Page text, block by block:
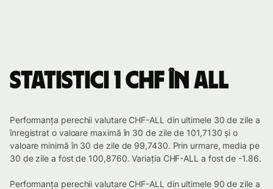
Statistici 1 CHF în ALL
Performanța perechii valutare CHF-ALL din ultimele 30 de zile a
înregistrat o valoare maximă în 30 de zile de 101,7130 și o
valoare minimă în 30 de zile de 99,7430. Prin urmare, media pe
30 de zile a fost de 100,8760. Variația CHF-ALL a fost de -1.86.
Performanța perechii valutare CHF-ALL din ultimele 90 de zile a